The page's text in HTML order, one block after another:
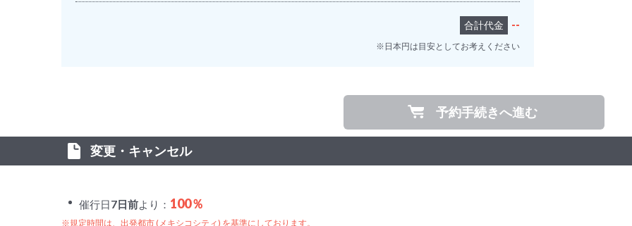
合計代金 --
※日本円は目安としてお考えください
予約手続きへ進む
変更・キャンセル
催行日7日前 より： 100％
※規定時間は、出発都市 (メキシコシティ) を基準にしております。